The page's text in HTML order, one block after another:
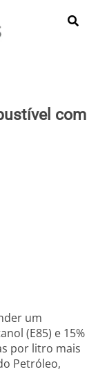
com
um
(E85) e 15%
por litro mais
Petróleo,